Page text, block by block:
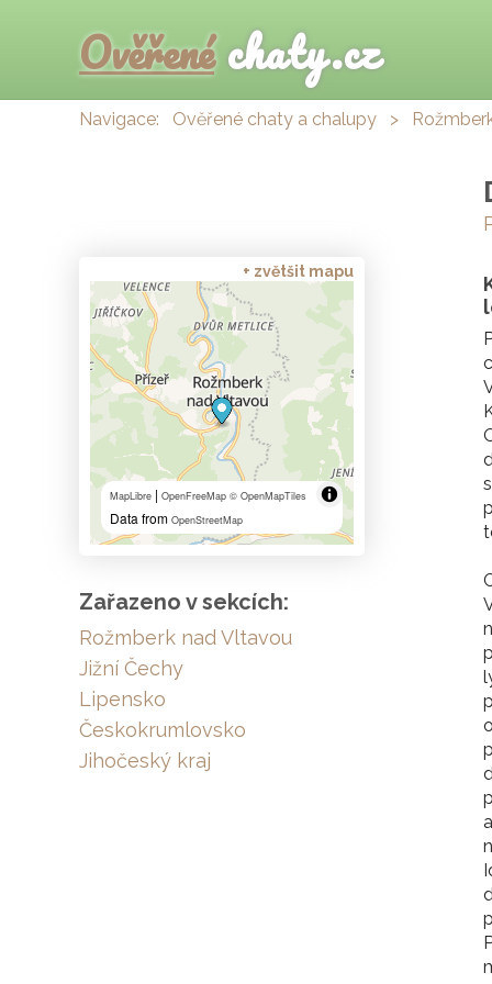
Ověřenéchaty.cz
Navigace: Ověřené chaty a chalupy >
+ zvětšit mapu
MapLibre | OpenFreeMap © OpenMapTiles
Data from OpenStreetMap
Zařazeno v sekcích:
Rožmberk nad Vltavou
Jižní Čechy
Lipensko
Českokrumlovsko
Jihočeský kraj